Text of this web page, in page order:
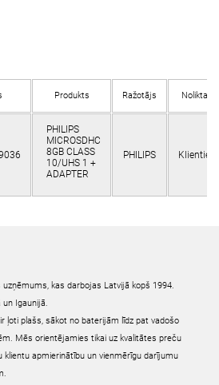
Produkts Ražotājs Noliktavā
PHILIPS
MICROSDHC
8GB CLASS
10/UHS 1 +
ADAPTER
PHILIPS Klientiem
kas darbojas Latvijā kopš 1994.
Igaunijā.
ļoti plašs, sākot no baterijām līdz pat vadošo
Mēs orientējamies tikai uz kvalitātes preču
klientu apmierinātību un vienmērīgu darījumu